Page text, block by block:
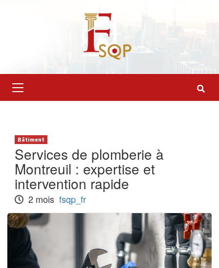
Primary
Menu
Bâtiment
Services de plomberie à
Montreuil : expertise et
intervention rapide
2 mois fsqp_fr